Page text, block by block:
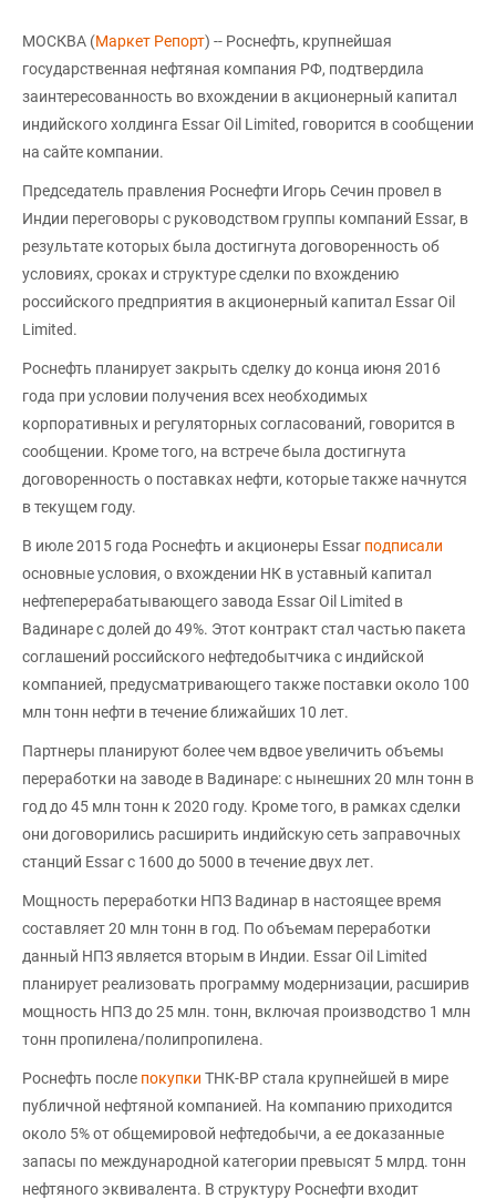
МОСКВА (Маркет Репорт) -- Роснефть, крупнейшая
государственная нефтяная компания РФ, подтвердила
заинтересованность во вхождении в акционерный капитал
индийского холдинга Essar Oil Limited, говорится в сообщении
на сайте компании.
Председатель правления Роснефти Игорь Сечин провел в
Индии переговоры с руководством группы компаний Essar, в
результате которых была достигнута договоренность об
условиях, сроках и структуре сделки по вхождению
российского предприятия в акционерный капитал Essar Oil
Limited.
Роснефть планирует закрыть сделку до конца июня 2016
года при условии получения всех необходимых
корпоративных и регуляторных согласований, говорится в
сообщении. Кроме того, на встрече была достигнута
договоренность о поставках нефти, которые также начнутся
в текущем году.
В июле 2015 года Роснефть и акционеры Essar подписали
основные условия, о вхождении НК в уставный капитал
нефтеперерабатывающего завода Essar Oil Limited в
Вадинаре с долей до 49%. Этот контракт стал частью пакета
соглашений российского нефтедобытчика с индийской
компанией, предусматривающего также поставки около 100
млн тонн нефти в течение ближайших 10 лет.
Партнеры планируют более чем вдвое увеличить объемы
переработки на заводе в Вадинаре: с нынешних 20 млн тонн в
год до 45 млн тонн к 2020 году. Кроме того, в рамках сделки
они договорились расширить индийскую сеть заправочных
станций Essar с 1600 до 5000 в течение двух лет.
Мощность переработки НПЗ Вадинар в настоящее время
составляет 20 млн тонн в год. По объемам переработки
данный НПЗ является вторым в Индии. Essar Oil Limited
планирует реализовать программу модернизации, расширив
мощность НПЗ до 25 млн. тонн, включая производство 1 млн
тонн пропилена/полипропилена.
Роснефть после покупки ТНК-BP стала крупнейшей в мире
публичной нефтяной компанией. На компанию приходится
около 5% от общемировой нефтедобычи, а ее доказанные
запасы по международной категории превысят 5 млрд. тонн
нефтяного эквивалента. В структуру Роснефти входит